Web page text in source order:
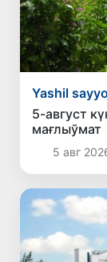
Yashil
5-август
мағлыўмат
5 авг